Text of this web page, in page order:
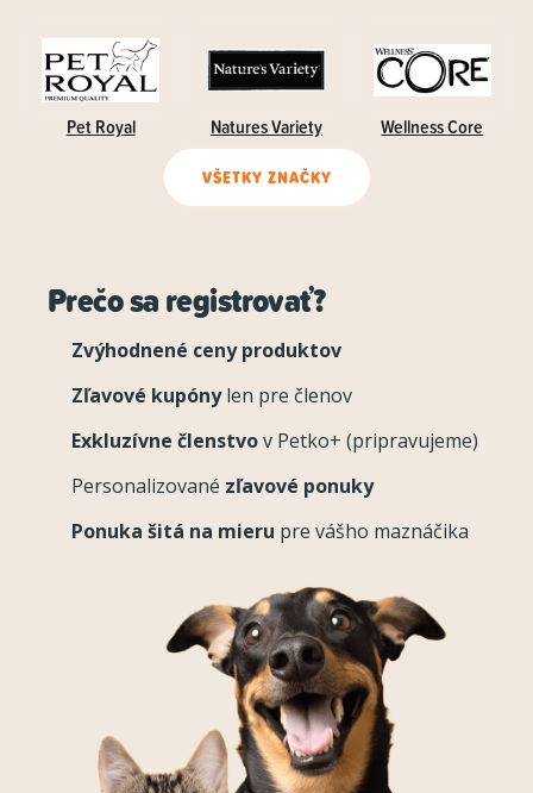
Pet Royal Natures Variety Wellness Core
VŠETKY ZNAČKY
Prečo sa registrovať?
Zvýhodnené ceny produktov
Zľavové kupónylen pre členov
Exkluzívne členstvov Petko+ (pripravujeme)
Personalizované zľavové ponuky
Ponuka šitá na mieru pre vášho maznáčika